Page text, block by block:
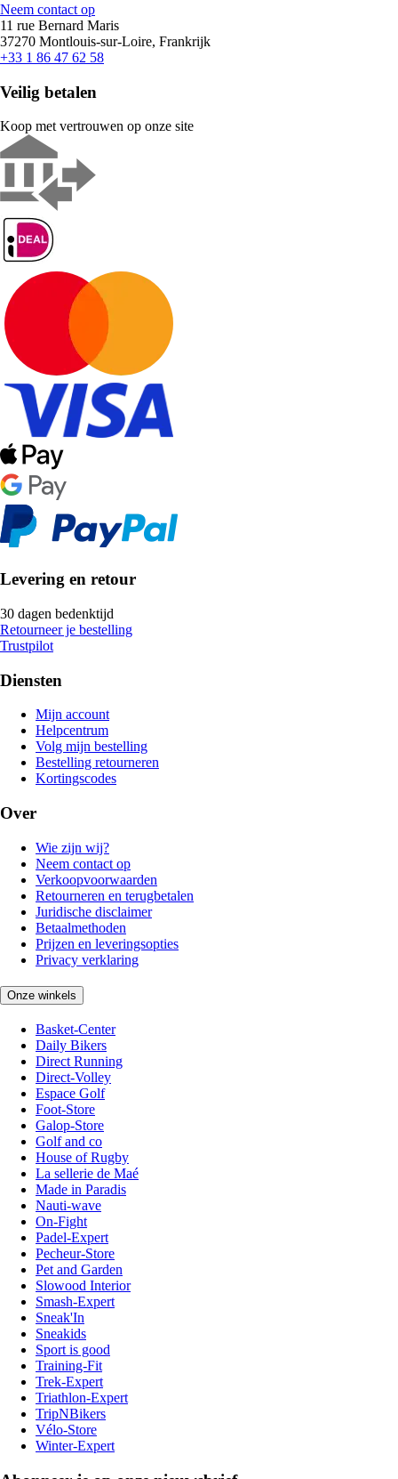
Neem contact op
11 rue Bernard Maris
37270 Montlouis-sur-Loire, Frankrijk
+33 1 86 47 62 58
Veilig betalen
Koop met vertrouwen op onze site
Levering en retour
30 dagen bedenktijd
Retourneer je bestelling
Trustpilot
Diensten
Mijn account
Helpcentrum
Volg mijn bestelling
Bestelling retourneren
Kortingscodes
Over
Wie zijn wij?
Neem contact op
Verkoopvoorwaarden
Retourneren en terugbetalen
Juridische disclaimer
Betaalmethoden
Prijzen en leveringsopties
Privacy verklaring
Onze winkels
Basket-Center
Daily Bikers
Direct Running
Direct-Volley
Espace Golf
Foot-Store
Galop-Store
Golf and co
House of Rugby
La sellerie de Maé
Made in Paradis
Nauti-wave
On-Fight
Padel-Expert
Pecheur-Store
Pet and Garden
Slowood Interior
Smash-Expert
Sneak'In
Sneakids
Sport is good
Training-Fit
Trek-Expert
Triathlon-Expert
TripNBikers
Vélo-Store
Winter-Expert